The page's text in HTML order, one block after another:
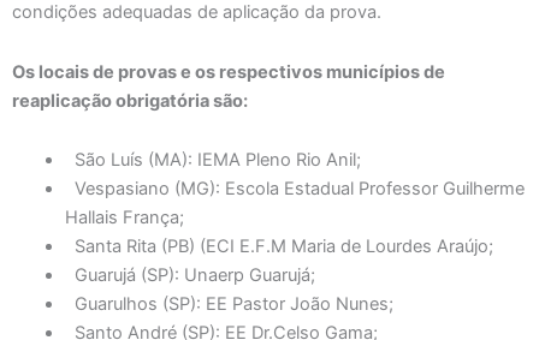
condições adequadas de aplicação da prova.
Os locais de provas e os respectivos municípios de
reaplicação obrigatória são:
São Luís (MA): IEMA Pleno Rio Anil;
Vespasiano (MG): Escola Estadual Professor Guilherme
Hallais França;
Santa Rita (PB) (ECI E.F.M Maria de Lourdes Araújo;
Guarujá (SP): Unaerp Guarujá;
Guarulhos (SP): EE Pastor João Nunes;
Santo André (SP): EE Dr.Celso Gama;